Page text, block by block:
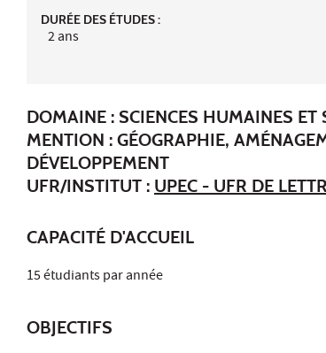
DURÉE DES ÉTUDES :
2 ans
DOMAINE : SCIENCES HUMAINES ET
MENTION : GÉOGRAPHIE,
DÉVELOPPEMENT
UFR/INSTITUT : UPEC - UFR DE
CAPACITÉ D'ACCUEIL
15 étudiants par année
OBJECTIFS